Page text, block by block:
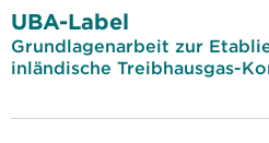
UBA-Label
Grundlagenarbeit zur
inländische Treibhausgas-